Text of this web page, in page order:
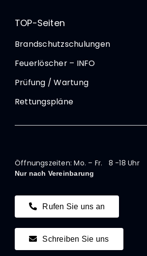
TOP-Seiten
Brandschutzschulungen
Feuerlöscher – INFO
Prüfung / Wartung
Rettungspläne
Öffnungszeiten: Mo. – Fr. 8 -18 Uhr
Nur nach Vereinbarung
Rufen Sie uns an
Schreiben Sie uns